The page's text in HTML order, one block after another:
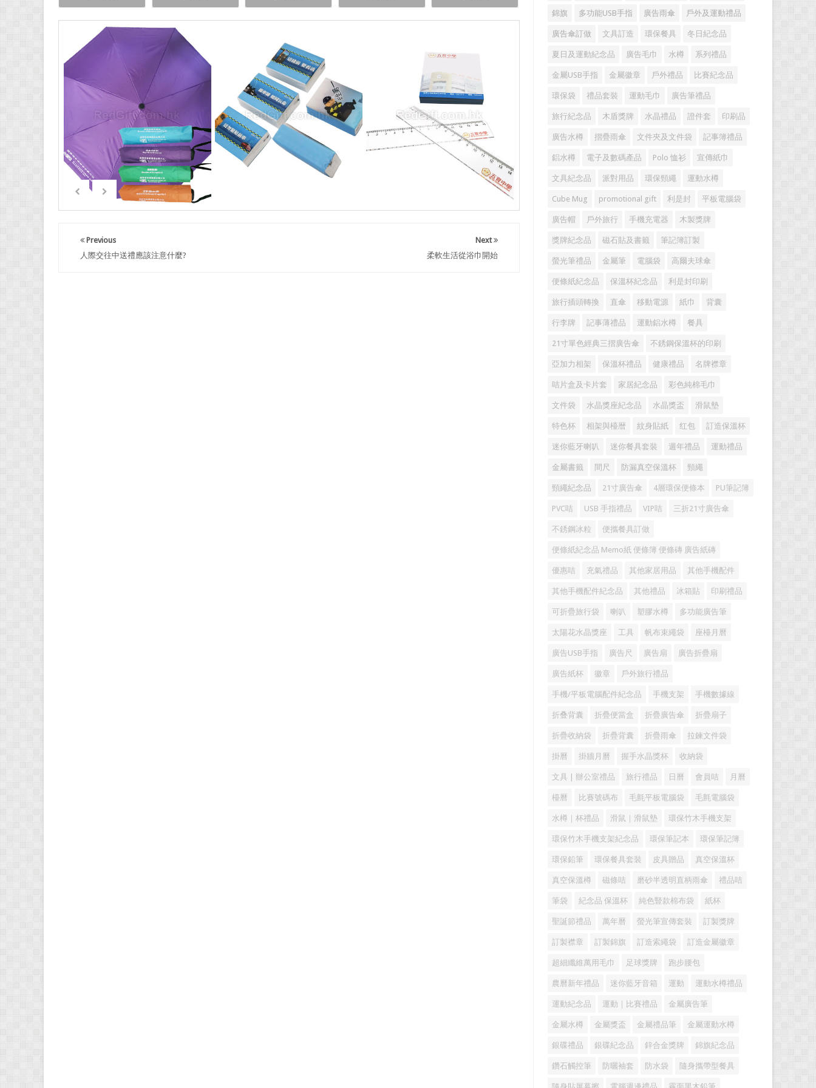
Next
柔軟生活從浴巾開始
Previous
人際交往中送禮應該注意什麼?
錦旗 多功能USB手指 廣告雨傘 戶外及運動禮品
廣告傘訂做 文具訂造 環保餐具 冬日紀念品
夏日及運動紀念品 廣告毛巾 水樽 系列禮品
金屬USB手指 金屬徽章 戶外禮品 比賽紀念品
環保袋 禮品套裝 運動毛巾 廣告筆禮品
旅行紀念品 木盾獎牌 水晶禮品 證件套 印刷品
廣告水樽 摺疊雨傘 文件夾及文件袋 記事簿禮品
鋁水樽 電子及數碼產品 Polo 恤衫 宣傳紙巾
文具紀念品 派對用品 環保頸繩 運動水樽
Cube Mug promotional gift 利是封 平板電腦袋
廣告帽 戶外旅行 手機充電器 木製獎牌
獎牌紀念品 磁石貼及書籤 筆記簿訂製
螢光筆禮品 金屬筆 電腦袋 高爾夫球傘
便條紙紀念品 保溫杯紀念品 利是封印刷
旅行插頭轉換 直傘 移動電源 紙巾 背囊
行李牌 記事薄禮品 運動鋁水樽 餐具
21寸單色經典三摺廣告傘 不銹鋼保溫杯的印刷
亞加力相架 保溫杯禮品 健康禮品 名牌襟章
咭片盒及卡片套 家居紀念品 彩色純棉毛巾
文件袋 水晶獎座紀念品 水晶獎盃 滑鼠墊
特色杯 相架與檯暦 紋身貼紙 红包 訂造保溫杯
迷你藍牙喇叭 迷你餐具套裝 週年禮品 運動禮品
金屬書籤 間尺 防漏真空保溫杯 頸繩
頸繩紀念品 21寸廣告傘 4層環保便條本 PU筆記簿
PVC咭 USB 手指禮品 VIP咭 三折21寸廣告傘
不銹鋼冰粒 便攜餐具訂做
便條紙紀念品 Memo紙 便條簿 便條磚 廣告紙磚
優惠咭 充氣禮品 其他家居用品 其他手機配件
其他手機配件紀念品 其他禮品 冰箱貼 印刷禮品
可折疊旅行袋 喇叭 塑膠水樽 多功能廣告筆
太陽花水晶獎座 工具 帆布束繩袋 座檯月曆
廣告USB手指 廣告尺 廣告扇 廣告折疊扇
廣告紙杯 徽章 戶外旅行禮品
手機/平板電腦配件紀念品 手機支架 手機數據線
折叠背囊 折疊便當盒 折疊廣告傘 折疊扇子
折疊收納袋 折疊背囊 折疊雨傘 拉鍊文件袋
掛曆 掛牆月曆 握手水晶獎杯 收納袋
文具 | 辦公室禮品 旅行禮品 日曆 會員咭 月曆
檯曆 比賽號碼布 毛氈平板電腦袋 毛氈電腦袋
水樽｜杯禮品 滑鼠｜滑鼠墊 環保竹木手機支架
環保竹木手機支架紀念品 環保筆記本 環保筆記簿
環保鉛筆 環保餐具套裝 皮具贈品 真空保溫杯
真空保溫樽 磁條咭 磨砂半透明直柄雨傘 禮品咭
筆袋 紀念品 保溫杯 純色豎款棉布袋 紙杯
聖誕節禮品 萬年曆 螢光筆宣傳套裝 訂製獎牌
訂製襟章 訂製錦旗 訂造索繩袋 訂造金屬徽章
超細纖維萬用毛巾 足球獎牌 跑步腰包
農曆新年禮品 迷你藍牙音箱 運動 運動水樽禮品
運動紀念品 運動｜比賽禮品 金屬廣告筆
金屬水樽 金屬獎盃 金屬禮品筆 金屬運動水樽
銀碟禮品 銀碟紀念品 鋅合金獎牌 錦旗紀念品
鑽石觸控筆 防曬袖套 防水袋 隨身攜帶型餐具